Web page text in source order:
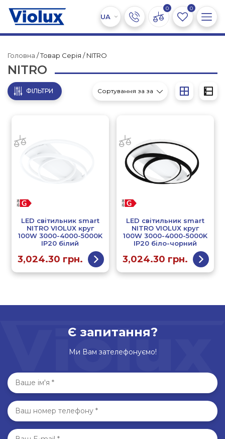
0 0
Головна / Товар Серія / NITRO
NITRO
ФІЛЬТРИ
LED світильник smart
NITRO VIOLUX круг
100W 3000-4000-5000K
IP20 білий
3,024.30 грн.
LED світильник smart
NITRO VIOLUX круг
100W 3000-4000-5000K
IP20 біло-чорний
3,024.30 грн.
Є запитання?
Ми Вам зателефонуємо!